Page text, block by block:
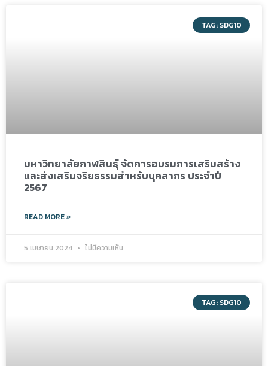
TAG: SDG10
มหาวิทยาลัยกาฬสินธุ์ จัดการอบรมการเสริมสร้าง
และส่งเสริมจริยธรรมสำหรับบุคลากร ประจำปี
2567
READ MORE »
5 เมษายน 2024 ไม่มีความเห็น
TAG: SDG10